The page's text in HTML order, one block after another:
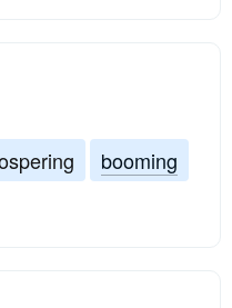
booming